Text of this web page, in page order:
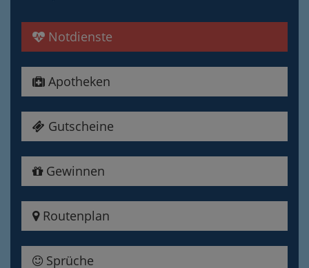
Notdienste
Apotheken
Gutscheine
Gewinnen
Routenplan
Sprüche